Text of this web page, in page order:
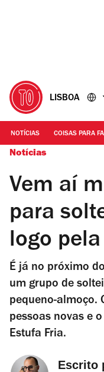
LISBOA
NOTÍCIAS COISAS PARA
Notícias
Vem aí
para
logo
É já no próximo
um grupo de
pequeno-almoço.
pessoas novas e
Estufa Fria.
Escrito